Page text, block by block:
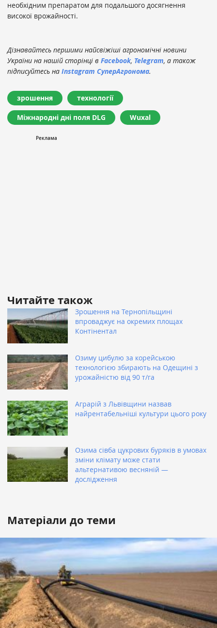
необхідним препаратом для подальшого досягнення
високої врожайності.
Дізнавайтесь першими найсвіжіші агрономічні новини
України на нашій сторінці в Facebook, Telegram, а також
підписуйтесь на Instagram СуперАгронома.
зрошення технології
Міжнародні дні поля DLG Wuxal
Читайте також
Зрошення на Тернопільщині
впроваджує на окремих площах
Контінентал
Озиму цибулю за корейською
технологією збирають на Одещині з
урожайністю від 90 т/га
Аграрій з Львівщини назвав
найрентабельніші культури цього року
Озима сівба цукрових буряків в умовах
зміни клімату може стати
альтернативою весняній —
дослідження
Матеріали до теми